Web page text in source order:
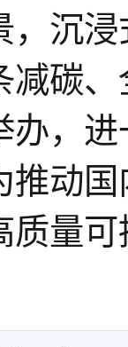
，沉
减碳
办，
推动
质量